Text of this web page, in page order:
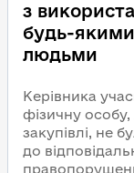
з
будь-
людьми
Керівника
фізичну
закупівлі, не
до